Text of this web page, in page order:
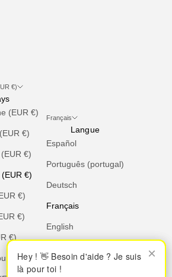
€)
(EUR €)
€)
€)
€)
€)
€)
€)
(EUR €)
Français
Langue
Español
Português (portugal)
Deutsch
Français
English
Nederlands
Hey ! 👋 Besoin d'aide ? Je suis
là pour toi !
×
Hey ! 👋 Besoin d'aide ? Je suis
là pour toi !
×